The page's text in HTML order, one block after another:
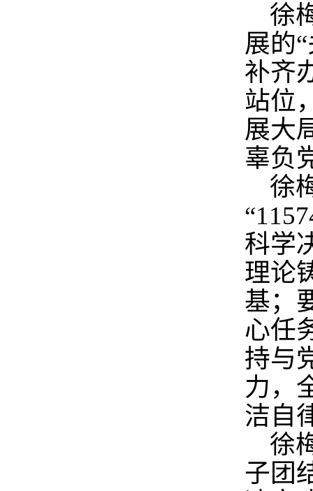
徐
展的
补齐
站位
展大
辜负
徐
科学
理论
基；
心任
持与
力，
洁自
徐
子团